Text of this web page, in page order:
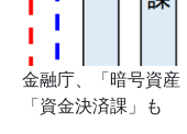
金融庁、「暗号資
「資金決済課」も